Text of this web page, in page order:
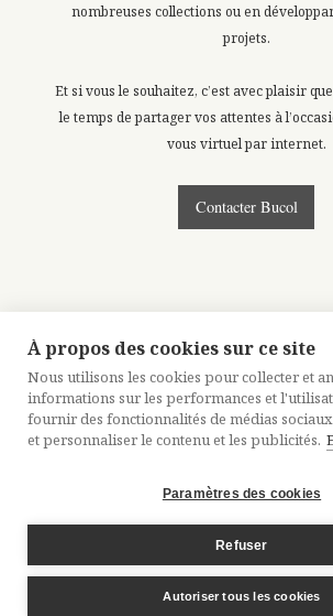
nombreuses collections ou en
projets.
Et si vous le souhaitez, c’est avec plaisir
le temps de partager vos attentes à
vous virtuel par internet.
Contacter Bucol
MENTIONS LÉGALES
CRÉDITS
PLAN DU SITE
À propos des cookies sur ce site
Nous utilisons les cookies pour collecter et
informations sur les performances et
fournir des fonctionnalités de médias
et personnaliser le contenu et les publicités.
Paramètres des cookies
Refuser
Autoriser tous les cookies